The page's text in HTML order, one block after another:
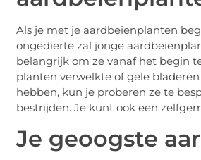
Als je met je aardbeienplanten
ongedierte zal jonge
belangrijk om ze vanaf het begin
planten verwelkte of gele
hebben, kun je proberen ze te
bestrijden. Je kunt ook een
Je geoogste